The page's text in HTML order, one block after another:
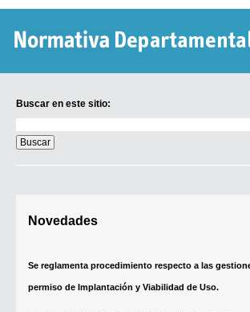
Buscar en este sitio:
en
este
sitio:
Novedades
Se reglamenta procedimiento respecto a las
permiso de Implantación y Viabilidad de Uso.